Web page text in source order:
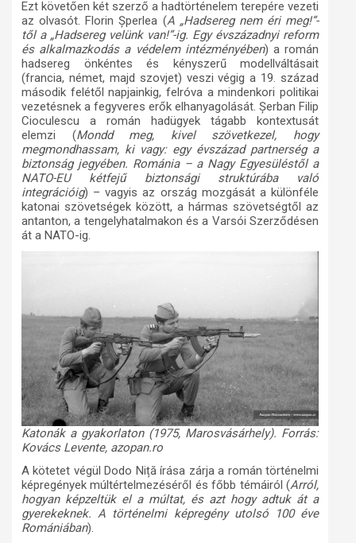
Ezt követően két szerző a hadtörténelem terepére vezeti
az olvasót. FlorinȘperlea (A „Hadsereg nem éri meg!”-
től a „Hadsereg velünk van!”-ig. Egy évszázadnyi reform
és alkalmazkodás a védelem intézményében) a román
hadsereg önkéntes és kényszerű modellváltásait
(francia, német, majd szovjet) veszi végig a 19. század
második felétől napjainkig, felróva a mindenkori politikai
vezetésnek a fegyveres erők elhanyagolását. Șerban Filip
Cioculescu a román hadügyek tágabb kontextusát
elemzi (Mondd meg, kivel szövetkezel, hogy
megmondhassam, ki vagy: egy évszázad partnerség a
biztonság jegyében. Románia – a Nagy Egyesüléstől a
NATO-EU kétfejű biztonsági struktúrába való
integrációig) – vagyis az ország mozgását a különféle
katonai szövetségek között, a hármas szövetségtől az
antanton, a tengelyhatalmakon és a Varsói Szerződésen
át a NATO-ig.
Katonák a gyakorlaton (1975, Marosvásárhely). Forrás:
Kovács Levente, azopan.ro
A kötetet végül Dodo Nițăírása zárja a román történelmi
képregények múltértelmezéséről és főbb témáiról (Arról,
hogyan képzeltük el a múltat, és azt hogy adtuk át a
gyerekeknek. A történelmi képregény utolsó 100 éve
Romániában).